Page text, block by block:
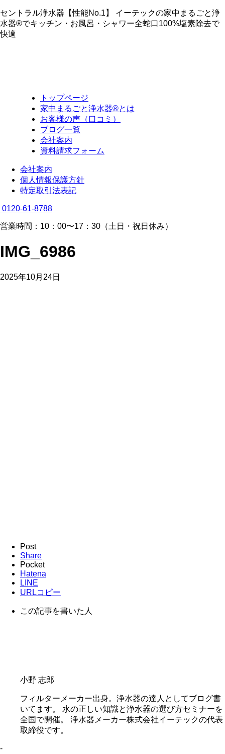
セントラル浄水器【性能No.1】 イーテックの家中まるごと浄
水器®でキッチン・お風呂・シャワー全蛇口100%塩素除去で
快適
トップページ
家中まるごと浄水器®とは
お客様の声（口コミ）
ブログ一覧
会社案内
資料請求フォーム
会社案内
個人情報保護方針
特定取引法表記
0120-61-8788
営業時間：10：00〜17：30（土日・祝日休み）
IMG_6986
2025年10月24日
Post
Share
Pocket
Hatena
LINE
URLコピー
この記事を書いた人
小野 志郎
フィルターメーカー出身。浄水器の達人としてブログ書
いてます。 水の正しい知識と浄水器の選び方セミナーを
全国で開催。 浄水器メーカー株式会社イーテックの代表
取締役です。
-